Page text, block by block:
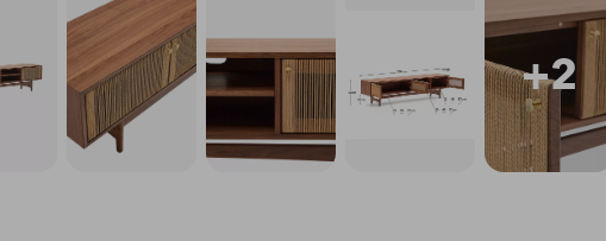
+2